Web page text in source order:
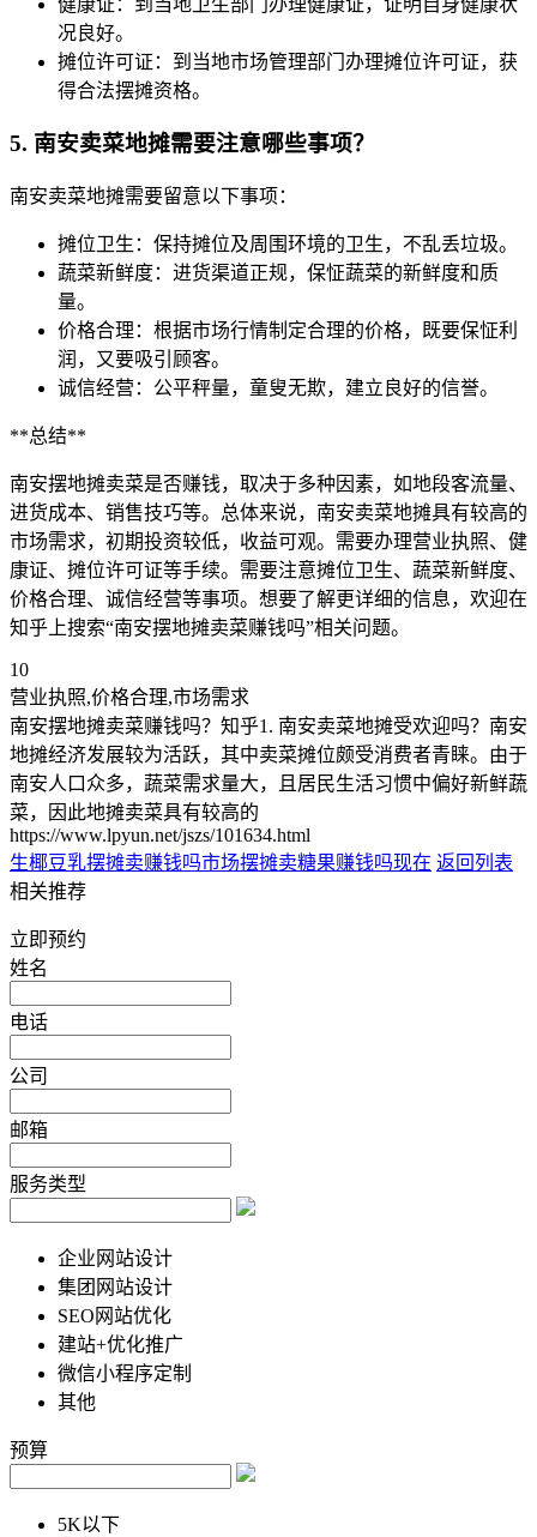
况良好。
摊位许可证：到当地市场管理部门办理摊位许可证，获
得合法摆摊资格。
5. 南安卖菜地摊需要注意哪些事项？
南安卖菜地摊需要留意以下事项：
摊位卫生：保持摊位及周围环境的卫生，不乱丢垃圾。
蔬菜新鲜度：进货渠道正规，保怔蔬菜的新鲜度和质
量。
价格合理：根据市场行情制定合理的价格，既要保怔利
润，又要吸引顾客。
诚信经营：公平秤量，童叟无欺，建立良好的信誉。
**总结**
南安摆地摊卖菜是否赚钱，取决于多种因素，如地段客流量、
进货成本、销售技巧等。总体来说，南安卖菜地摊具有较高的
市场需求，初期投资较低，收益可观。需要办理营业执照、健
康证、摊位许可证等手续。需要注意摊位卫生、蔬菜新鲜度、
价格合理、诚信经营等事项。想要了解更详细的信息，欢迎在
知乎上搜索“南安摆地摊卖菜赚钱吗”相关问题。
10
营业执照,价格合理,市场需求
南安摆地摊卖菜赚钱吗？知乎1. 南安卖菜地摊受欢迎吗？南安
地摊经济发展较为活跃，其中卖菜摊位颇受消费者青睐。由于
南安人口众多，蔬菜需求量大，且居民生活习惯中偏好新鲜蔬
菜，因此地摊卖菜具有较高的
https://www.lpyun.net/jszs/101634.html
生椰豆乳摆摊卖赚钱吗市场摆摊卖糖果赚钱吗现在 返回列表
相关推荐
立即预约
姓名
电话
公司
邮箱
服务类型
企业网站设计
集团网站设计
SEO网站优化
建站+优化推广
微信小程序定制
其他
预算
5K以下